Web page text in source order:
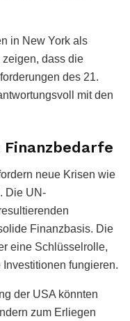
in New York als
zeigen, dass die
des 21.
mit den
neue Krisen wie
Die UN-
Finanzbasis. Die
eine Schlüsselrolle,
fungieren.
der USA könnten
zum Erliegen